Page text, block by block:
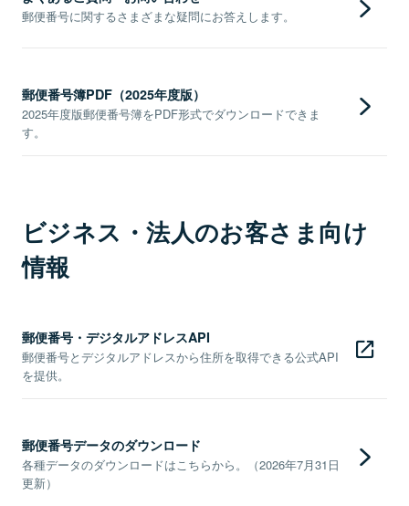
郵便番号に関するさまざまな疑問にお答えします。
郵便番号簿PDF（2025年度版）
2025年度版郵便番号簿をPDF形式でダウンロードできま
す。
ビジネス・法人のお客さま向け
情報
郵便番号・デジタルアドレスAPI
郵便番号とデジタルアドレスから住所を取得できる公式API
を提供。
郵便番号データのダウンロード
各種データのダウンロードはこちらから。（2026年7月31日
更新）